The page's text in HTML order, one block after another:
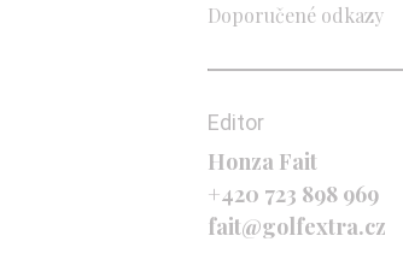
Doporučené odkazy
Editor
Honza Fait
+420 723 898 969
fait@golfextra.cz